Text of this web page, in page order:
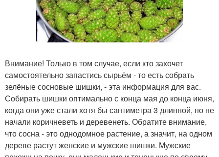
Внимание! Только в том случае, если кто захочет
самостоятельно запастись сырьём - то есть собрать
зелёные сосновые шишки, - эта информация для вас.
Собирать шишки оптимально с конца мая до конца июня,
когда они уже стали хотя бы сантиметра 3 длинной, но не
начали коричневеть и деревенеть. Обратите внимание,
что сосна - это однодомное растение, а значит, на одном
дереве растут женские и мужские шишки. Мужские